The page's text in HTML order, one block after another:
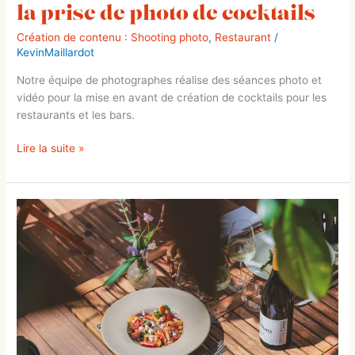
la prise de photo de cocktails
Création de contenu : Shooting photo, Restaurant /
KevinMaillardot
Notre équipe de photographes réalise des séances photo et
vidéo pour la mise en avant de création de cocktails pour les
restaurants et les bars.
Lire la suite »
Shooting
photo
des
nouvelles
restaurant
Arco